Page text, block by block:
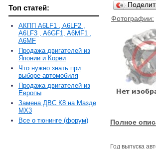
Топ статей:
АКПП A6LF1 , A6LF2 ,
A6LF3 , A6GF1, A6MF1 ,
A6MF
Продажа двигателей из
Японии и Кореи
Что нужно знать при
выборе автомобиля
Продажа двигателей из
Европы
Замена ДВС К8 на Мазде
MX3
Все о тюнинге (форум)
Фотографии:
Полное
Год выпуска